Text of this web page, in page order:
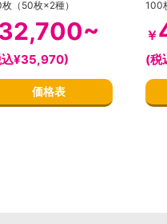
（50枚×2種）
込¥35,970)
価格表
100
￥
(税